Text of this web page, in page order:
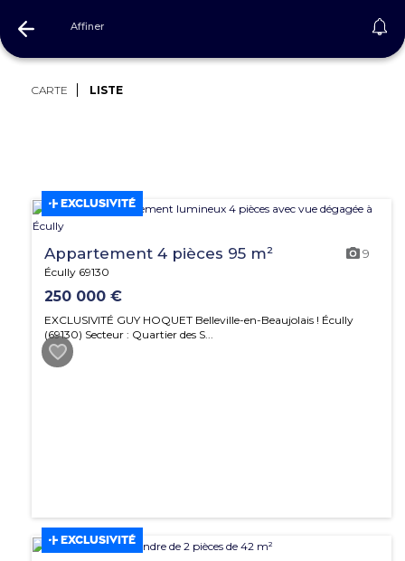
Immobilier Rhône
Affiner
CARTE LISTE
EXCLUSIVITÉ
Appartement 4 pièces 95 m² 9
Écully 69130
250 000 €
EXCLUSIVITÉ GUY HOQUET Belleville-en-Beaujolais ! Écully
(69130) Secteur : Quartier des S...
EXCLUSIVITÉ